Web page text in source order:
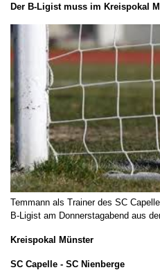
Der B-Ligist muss im Kreispokal
Temmann als Trainer des SC
B-Ligist am Donnerstagabend aus
Kreispokal Münster
SC Capelle - SC Nienberge